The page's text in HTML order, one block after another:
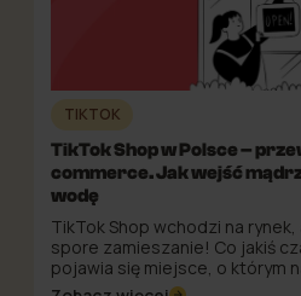
TIKTOK
TikTok Shop w Polsce –
commerce. Jak wejść
wodę
TikTok Shop wchodzi na
spore zamieszanie! Co jakiś
pojawia się miejsce, o którym
Kiedyś było to Allegro, potem